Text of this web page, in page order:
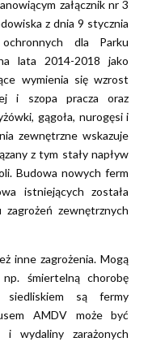
załącznik nr 3
z dnia 9 stycznia
dla Parku
lata 2014-2018 jako
wymienia się wzrost
i szopa pracza oraz
gągoła, nurogęsi i
zewnętrzne wskazuje
z tym stały napływ
Budowa nowych ferm
istniejących została
zewnętrznych
inne zagrożenia. Mogą
śmiertelną chorobę
siedliskiem są fermy
AMDV może być
i wydaliny zarażonych